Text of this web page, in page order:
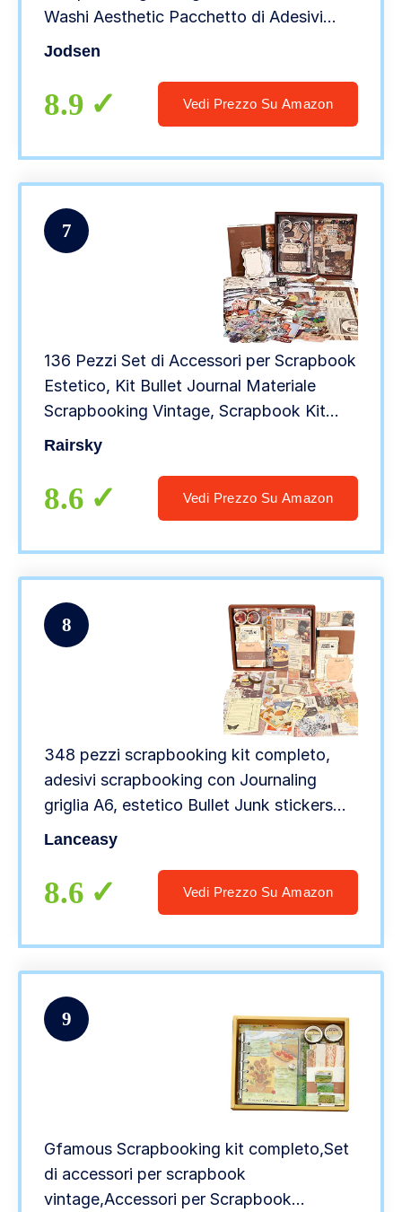
Washi Aesthetic Pacchetto di Adesivi
Fiori Farfalla Dolce per fai-da-te Diario
Jodsen
8.9 Vedi Prezzo Su Amazon
7
136 Pezzi Set di Accessori per Scrapbook
Estetico, Kit Bullet Journal Materiale
Scrapbooking Vintage, Scrapbook Kit
Completo Scrapbook Journaling con
Taccuino A6, Adesivi Scrapbooking per
Album Diario
Rairsky
8.6 Vedi Prezzo Su Amazon
8
348 pezzi scrapbooking kit completo,
adesivi scrapbooking con Journaling
griglia A6, estetico Bullet Junk stickers
vintage bullet journal carta da scrivere,
regalo fai da te per ragazze e donne
Lanceasy
8.6 Vedi Prezzo Su Amazon
9
Gfamous Scrapbooking kit completo,Set
di accessori per scrapbook
vintage,Accessori per Scrapbook